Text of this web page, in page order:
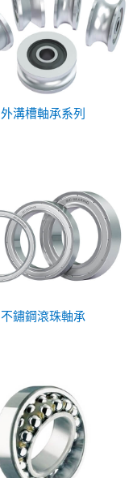
外溝槽軸承系列
不鏽鋼滾珠軸承